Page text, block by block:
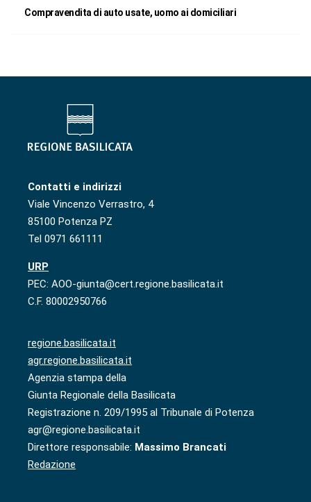
Compravendita di auto usate, uomo ai domiciliari
Contatti e indirizzi
Viale Vincenzo Verrastro, 4
85100 Potenza PZ
Tel 0971 661111
URP
PEC: AOO-giunta@cert.regione.basilicata.it
C.F. 80002950766
regione.basilicata.it
agr.regione.basilicata.it
Agenzia stampa della
Giunta Regionale della Basilicata
Registrazione n. 209/1995 al Tribunale di Potenza
agr@regione.basilicata.it
Direttore responsabile: Massimo Brancati
Redazione